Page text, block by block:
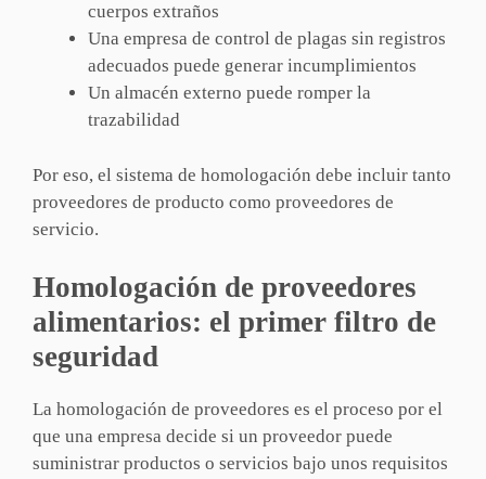
cuerpos extraños
Una empresa de control de plagas sin registros
adecuados puede generar incumplimientos
Un almacén externo puede romper la
trazabilidad
Por eso, el sistema de homologación debe incluir tanto
proveedores de producto como proveedores de
servicio.
Homologación de proveedores
alimentarios: el primer filtro de
seguridad
La homologación de proveedores es el proceso por el
que una empresa decide si un proveedor puede
suministrar productos o servicios bajo unos requisitos